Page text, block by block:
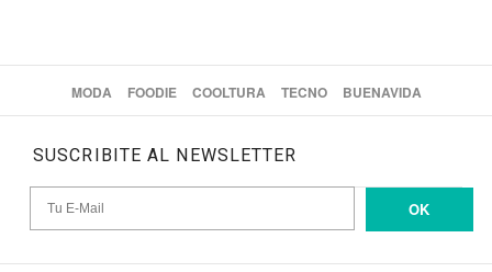
MODA FOODIE COOLTURA TECNO BUENAVIDA
SUSCRIBITE AL NEWSLETTER
OK